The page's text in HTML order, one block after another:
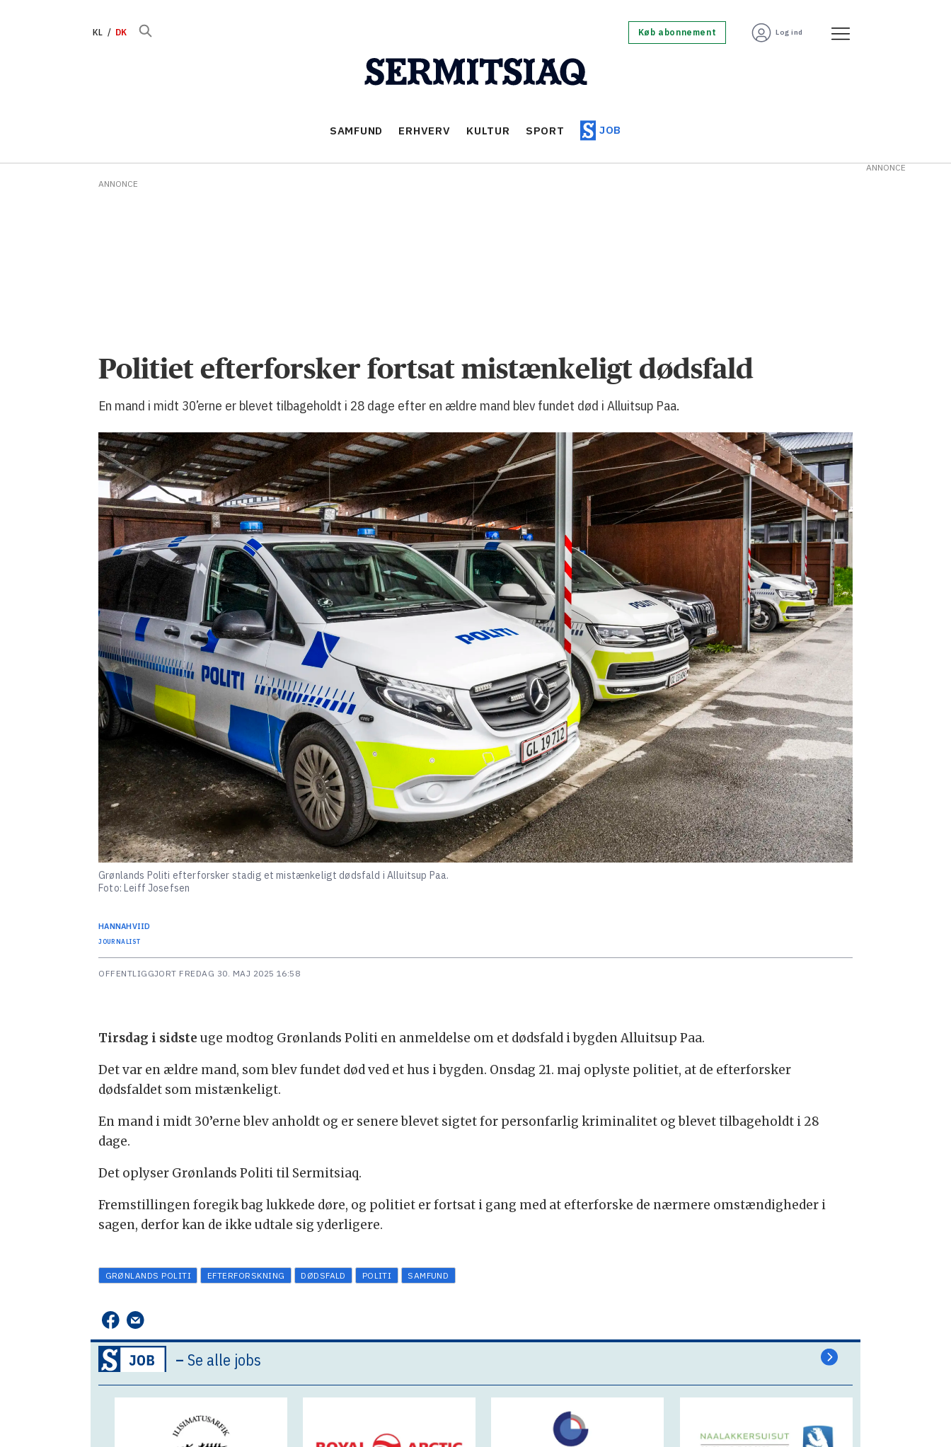
KL DK Køb abonnement Log ind
SAMFUND ERHVERV KULTUR SPORT JOB
ANNONCE
Politiet efterforsker fortsat mistænkeligt dødsfald
En mand i midt 30’erne er blevet tilbageholdt i 28 dage efter en ældre mand blev fundet død i Alluitsup Paa.
Grønlands Politi efterforsker stadig et mistænkeligt dødsfald i Alluitsup Paa.
Foto: Leiff Josefsen
HANNAHVIID
JOURNALIST
OFFENTLIGGJORT FREDAG 30. MAJ 2025 16:58
Tirsdag i sidsteuge modtog Grønlands Politi en anmeldelse om et dødsfald i bygden Alluitsup Paa.
Det var en ældre mand, som blev fundet død ved et hus i bygden. Onsdag 21. maj oplyste politiet, at de efterforsker
dødsfaldet som mistænkeligt.
En mand i midt 30’erne blev anholdt og er senere blevet sigtet for personfarlig kriminalitet og blevet tilbageholdt i 28
dage.
Det oplyser Grønlands Politi til Sermitsiaq.
Fremstillingen foregik bag lukkede døre, og politiet er fortsat i gang med at efterforske de nærmere omstændigheder i
sagen, derfor kan de ikke udtale sig yderligere.
GRØNLANDS POLITI EFTERFORSKNING DØDSFALD POLITI SAMFUND
– Se alle jobs
ANNONCE